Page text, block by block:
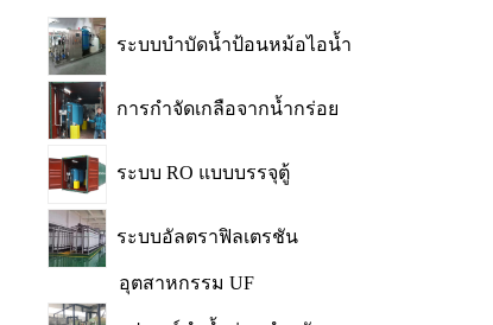
ระบบบำบัดน้ำป้อนหม้อไอน้ำ
การกำจัดเกลือจากน้ำกร่อย
ระบบ RO แบบบรรจุตู้
ระบบอัลตราฟิลเตรชัน
อุตสาหกรรม UF